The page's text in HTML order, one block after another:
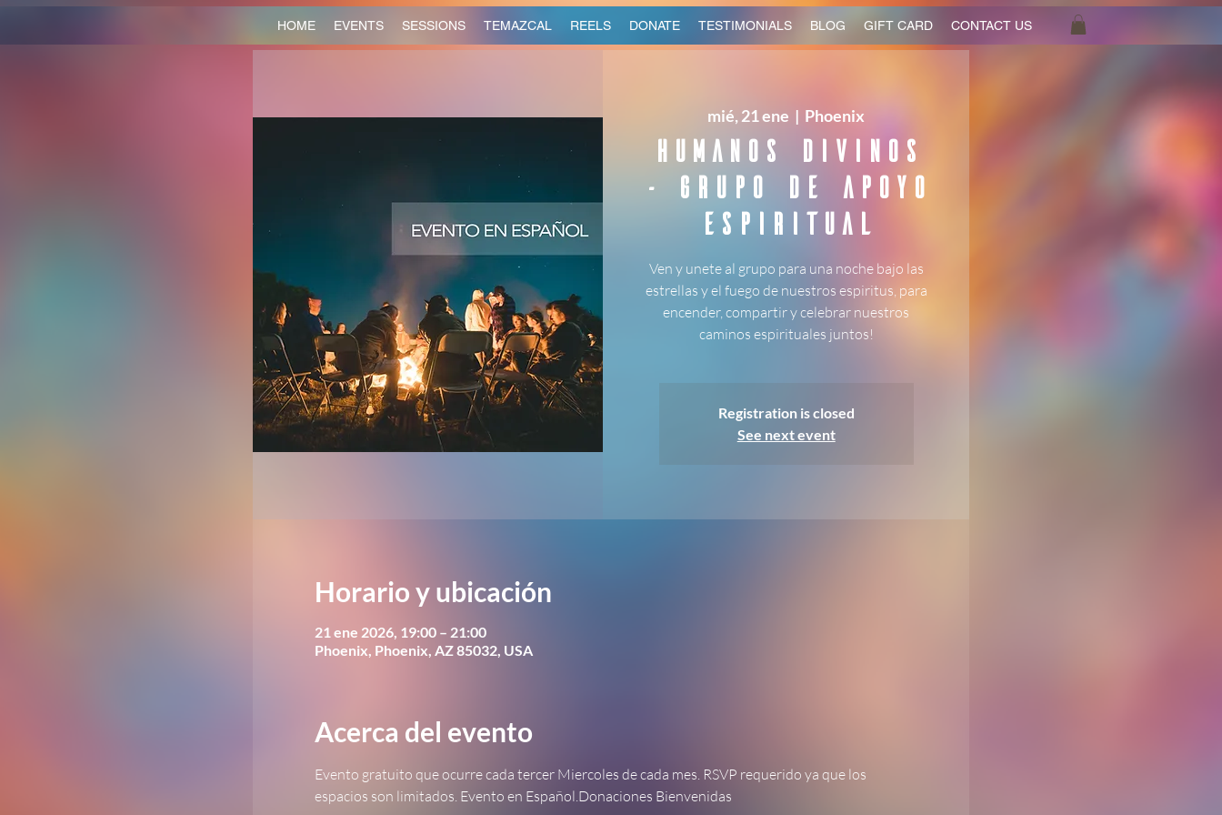
HOME EVENTS SESSIONS TEMAZCAL REELS DONATE TESTIMONIALS BLOG GIFT CARD CONTACT US
mié, 21 ene
  |
Phoenix
Humanos Divinos
- Grupo de Apoyo
Espiritual
Ven y unete al grupo para una noche bajo las
estrellas y el fuego de nuestros espiritus, para
encender, compartir y celebrar nuestros
Registration is closed
See next event
Horario y ubicación
21 ene 2026, 19:00 – 21:00
Phoenix, Phoenix, AZ 85032, USA
Acerca del evento
Evento gratuito que ocurre cada tercer Miercoles de cada mes. RSVP requerido ya que los
espacios son limitados. Evento en Español.Donaciones Bienvenidas